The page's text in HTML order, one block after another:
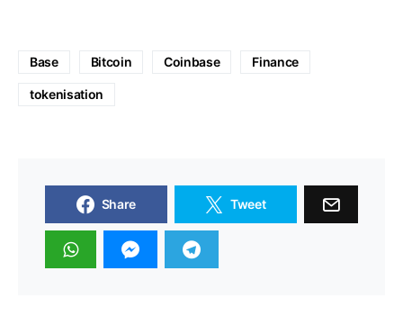
Base Bitcoin Coinbase Finance
tokenisation
Share Tweet